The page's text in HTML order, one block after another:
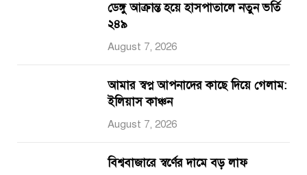
ডেঙ্গু আক্রান্ত হয়ে হাসপাতালে নতুন ভর্তি
২৪৯
August 7, 2026
আমার স্বপ্ন আপনাদের কাছে দিয়ে গেলাম:
ইলিয়াস কাঞ্চন
August 7, 2026
বিশ্ববাজারে স্বর্ণের দামে বড় লাফ